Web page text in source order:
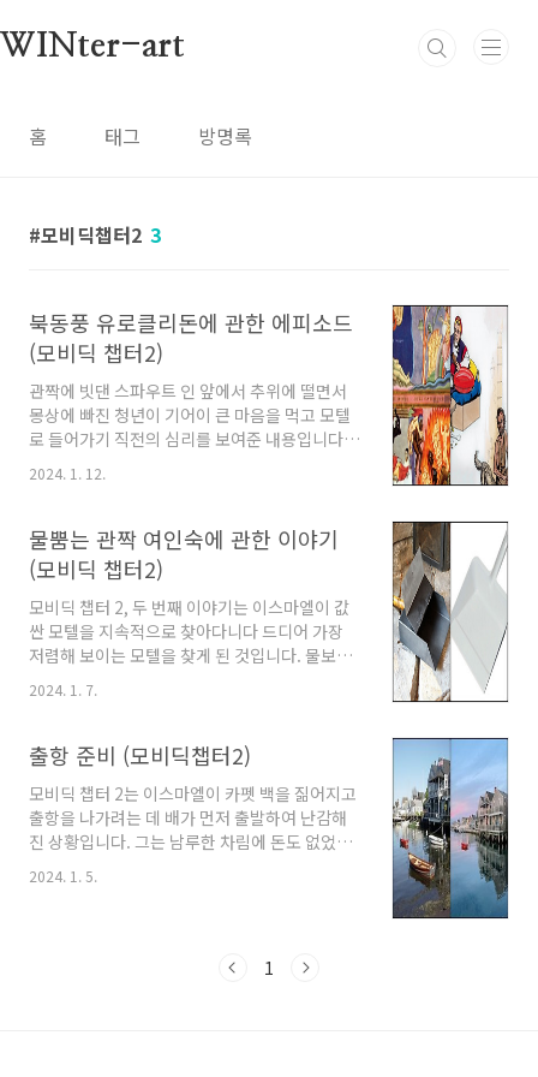
WINter-art
홈 태그 방명록
모비딕챕터2 3
북동풍 유로클리돈에 관한 에피소드
(모비딕 챕터2)
관짝에 빗댄 스파우트 인 앞에서 추위에 떨면서
몽상에 빠진 청년이 기어이 큰 마음을 먹고 모텔
로 들어가기 직전의 심리를 보여준 내용입니다.
유로클리돈 모비딕 챕터 2 전편 읽기
Euroclydon, nevertheless, is a mighty
with tempestuous wind called
Euroclydon, ' says an old writer- of whose
works I possess the only copy extant- 'it
maketh a marvellous difference, whether
thou lookest out at it from a glass
window where the frost is all on..
2024. 1. 12.
물뿜는 관짝 여인숙에 관한 이야기
(모비딕 챕터2)
모비딕 챕터 2, 두 번째 이야기는 이스마엘이 값
싼 모텔을 지속적으로 찾아다니다 드디어 가장
저렴해 보이는 모텔을 찾게 된 것입니다. 물보라
여인숙 혹은 스파우터 코핀 인으로 마치 유로클
리돈 역풍을 제대로 맞은 낡은 모습을 표현한 것
챕터 2 출항준비 읽기 Such dreary streets!
either hand, and here and there a candle,
like a candle moving about in a tomb. 챕
터 1에서 축축하게 내리는 11월의 비처럼 음산함
을 절묘하게 표현한 구절이 나옵니다. 음산한 거
2024. 1. 7.
출항 준비 (모비딕챕터2)
모비딕 챕터 2는 이스마엘이 카펫 백을 짊어지고
출항을 나가려는 데 배가 먼저 출발하여 난감해
진 상황입니다. 그는 남루한 차림에 돈도 없었고
살을 에이는 추위에 그나마 과거 원주민이 잡았
던 바다 괴물을 회상하며 위안을 삼으려 하는 것
under my arm, and started for Cape Horn
2024. 1. 5.
1